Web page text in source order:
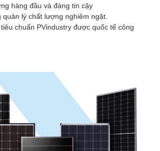
hàng đầu và đáng tin cậy
lý chất lượng nghiêm ngặt.
chuẩn PVindustry được quốc tế công